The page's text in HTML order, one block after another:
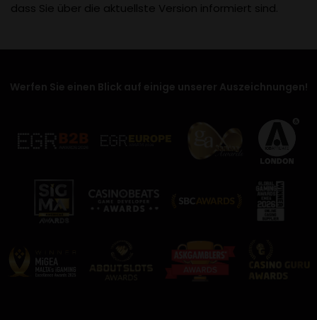
dass Sie über die aktuellste Version informiert sind.
Werfen Sie einen Blick auf einige unserer Auszeichnungen!